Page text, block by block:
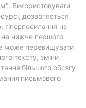
. Використовувати
дозволяється
на
нижче першого
може перевищувати
тексту, зміни
більшого обсягу
письмового